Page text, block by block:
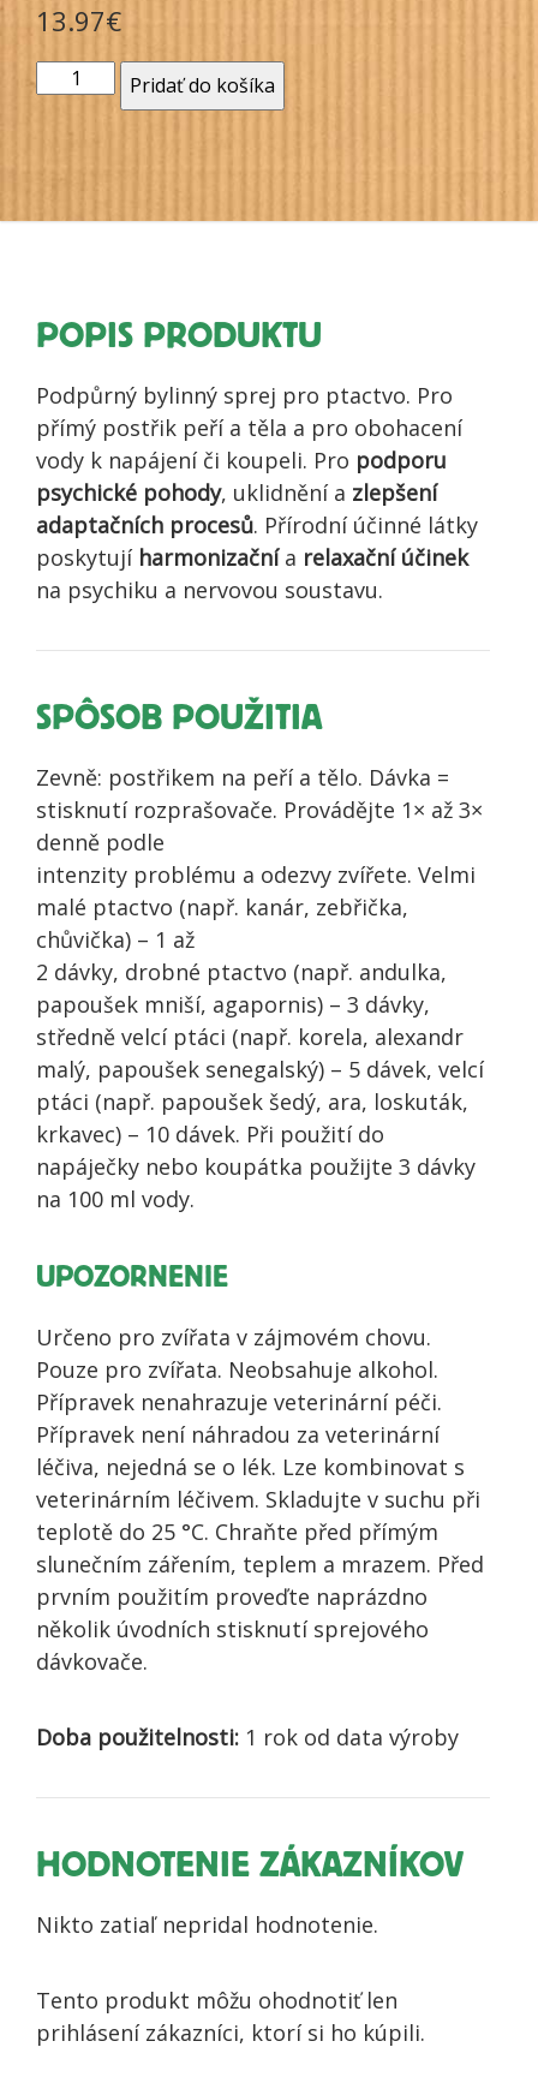
0
z
13.97€
množstvo
LÁSKA
-
Pridať do košíka
POPIS PRODUKTU
Podpůrný bylinný sprej pro ptactvo. Pro
přímý postřik peří a těla a pro obohacení
vody k napájení či koupeli. Pro podporu
psychické pohody, uklidnění a zlepšení
adaptačních procesů. Přírodní účinné látky
poskytují harmonizačnía relaxační účinek
na psychiku a nervovou soustavu.
SPÔSOB POUŽITIA
Zevně: postřikem na peří a tělo. Dávka =
stisknutí rozprašovače. Provádějte 1× až 3×
denně podle
intenzity problému a odezvy zvířete. Velmi
malé ptactvo (např. kanár, zebřička,
chůvička) – 1 až
2 dávky, drobné ptactvo (např. andulka,
papoušek mniší, agapornis) – 3 dávky,
středně velcí ptáci (např. korela, alexandr
malý, papoušek senegalský) – 5 dávek, velcí
ptáci (např. papoušek šedý, ara, loskuták,
krkavec) – 10 dávek. Při použití do
napáječky nebo koupátka použijte 3 dávky
na 100 ml vody.
UPOZORNENIE
Určeno pro zvířata v zájmovém chovu.
Pouze pro zvířata. Neobsahuje alkohol.
Přípravek nenahrazuje veterinární péči.
Přípravek není náhradou za veterinární
léčiva, nejedná se o lék. Lze kombinovat s
veterinárním léčivem. Skladujte v suchu při
teplotě do 25 °C. Chraňte před přímým
slunečním zářením, teplem a mrazem. Před
prvním použitím proveďte naprázdno
několik úvodních stisknutí sprejového
dávkovače.
Doba použitelnosti: 1 rok od data výroby
HODNOTENIE ZÁKAZNÍKOV
Nikto zatiaľ nepridal hodnotenie.
Tento produkt môžu ohodnotiť len
prihlásení zákazníci, ktorí si ho kúpili.